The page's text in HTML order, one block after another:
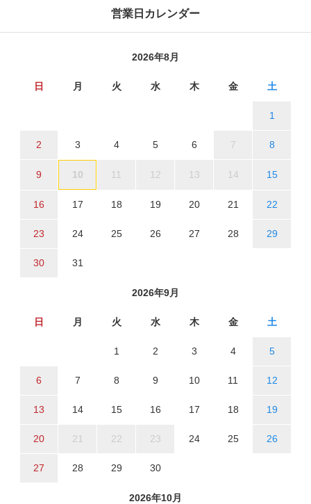
営業日カレンダー
2026年8月
日 月 火 水 木 金 土
1
2 3 4 5 6 7 8
9 10 11 12 13 14 15
16 17 18 19 20 21 22
23 24 25 26 27 28 29
30 31
2026年9月
日 月 火 水 木 金 土
1 2 3 4 5
6 7 8 9 10 11 12
13 14 15 16 17 18 19
20 21 22 23 24 25 26
27 28 29 30
2026年10月